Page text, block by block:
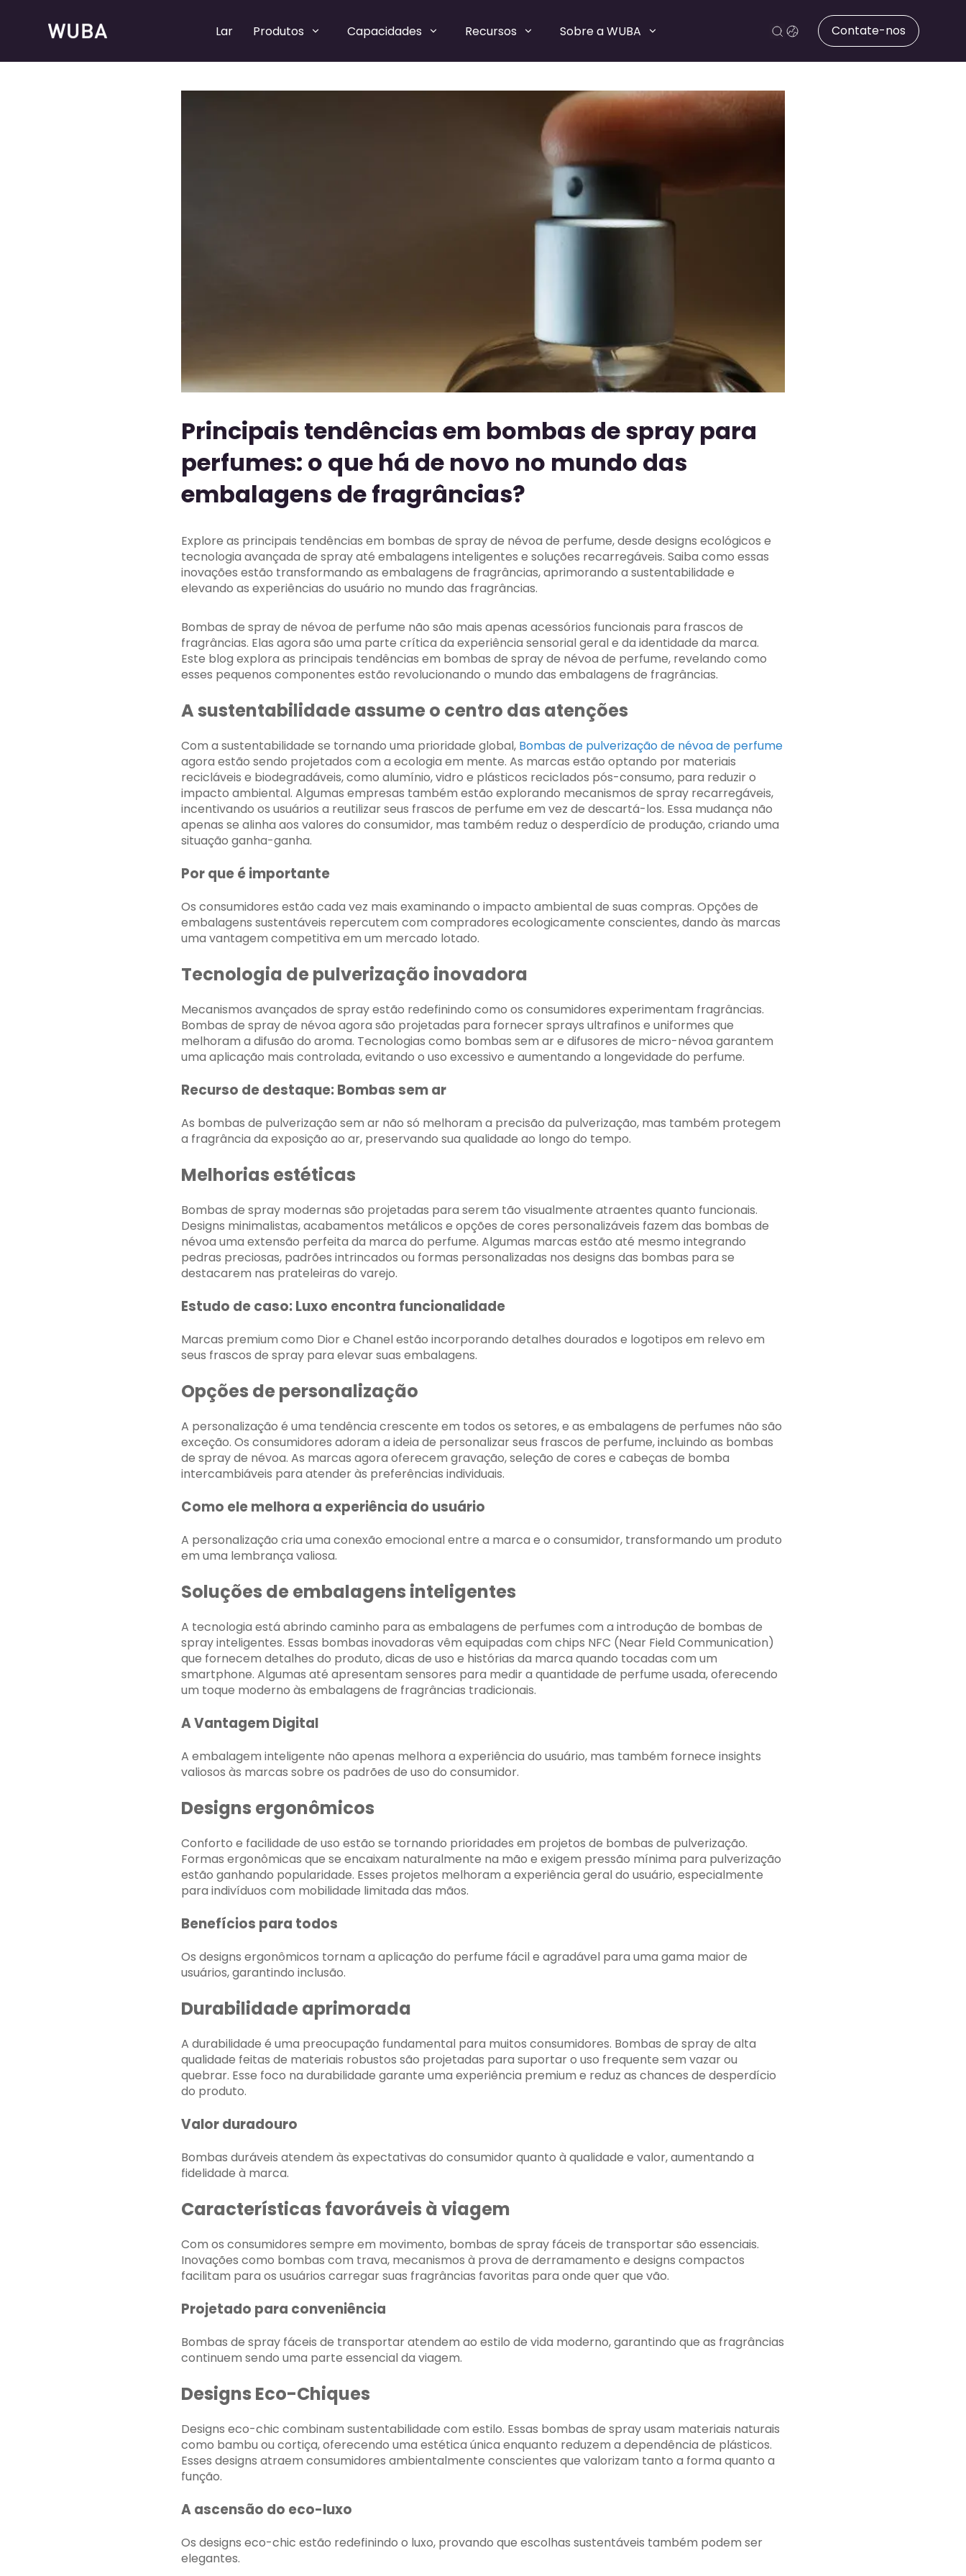
Lar Produtos Capacidades Recursos Sobre a WUBA
Bombas de perfume recarregáveis
Contate-nos
Principais tendências em bombas de spray para
perfumes: o que há de novo no mundo das
embalagens de fragrâncias?
Explore as principais tendências em bombas de spray de névoa de perfume, desde designs ecológicos e
tecnologia avançada de spray até embalagens inteligentes e soluções recarregáveis. Saiba como essas
inovações estão transformando as embalagens de fragrâncias, aprimorando a sustentabilidade e
elevando as experiências do usuário no mundo das fragrâncias.
Bombas de spray de névoa de perfume não são mais apenas acessórios funcionais para frascos de
fragrâncias. Elas agora são uma parte crítica da experiência sensorial geral e da identidade da marca.
Este blog explora as principais tendências em bombas de spray de névoa de perfume, revelando como
esses pequenos componentes estão revolucionando o mundo das embalagens de fragrâncias.
A sustentabilidade assume o centro das atenções
Com a sustentabilidade se tornando uma prioridade global, Bombas de pulverização de névoa de perfume
agora estão sendo projetados com a ecologia em mente. As marcas estão optando por materiais
recicláveis ​​e biodegradáveis, como alumínio, vidro e plásticos reciclados pós-consumo, para reduzir o
impacto ambiental. Algumas empresas também estão explorando mecanismos de spray recarregáveis,
incentivando os usuários a reutilizar seus frascos de perfume em vez de descartá-los. Essa mudança não
apenas se alinha aos valores do consumidor, mas também reduz o desperdício de produção, criando uma
situação ganha-ganha.
Por que é importante
Os consumidores estão cada vez mais examinando o impacto ambiental de suas compras. Opções de
embalagens sustentáveis ​​repercutem com compradores ecologicamente conscientes, dando às marcas
uma vantagem competitiva em um mercado lotado.
Tecnologia de pulverização inovadora
Mecanismos avançados de spray estão redefinindo como os consumidores experimentam fragrâncias.
Bombas de spray de névoa agora são projetadas para fornecer sprays ultrafinos e uniformes que
melhoram a difusão do aroma. Tecnologias como bombas sem ar e difusores de micro-névoa garantem
uma aplicação mais controlada, evitando o uso excessivo e aumentando a longevidade do perfume.
Recurso de destaque: Bombas sem ar
As bombas de pulverização sem ar não só melhoram a precisão da pulverização, mas também protegem
a fragrância da exposição ao ar, preservando sua qualidade ao longo do tempo.
Melhorias estéticas
Bombas de spray modernas são projetadas para serem tão visualmente atraentes quanto funcionais.
Designs minimalistas, acabamentos metálicos e opções de cores personalizáveis ​​fazem das bombas de
névoa uma extensão perfeita da marca do perfume. Algumas marcas estão até mesmo integrando
pedras preciosas, padrões intrincados ou formas personalizadas nos designs das bombas para se
destacarem nas prateleiras do varejo.
Estudo de caso: Luxo encontra funcionalidade
Marcas premium como Dior e Chanel estão incorporando detalhes dourados e logotipos em relevo em
seus frascos de spray para elevar suas embalagens.
Opções de personalização
A personalização é uma tendência crescente em todos os setores, e as embalagens de perfumes não são
exceção. Os consumidores adoram a ideia de personalizar seus frascos de perfume, incluindo as bombas
de spray de névoa. As marcas agora oferecem gravação, seleção de cores e cabeças de bomba
intercambiáveis ​​para atender às preferências individuais.
Como ele melhora a experiência do usuário
A personalização cria uma conexão emocional entre a marca e o consumidor, transformando um produto
em uma lembrança valiosa.
Soluções de embalagens inteligentes
A tecnologia está abrindo caminho para as embalagens de perfumes com a introdução de bombas de
spray inteligentes. Essas bombas inovadoras vêm equipadas com chips NFC (Near Field Communication)
que fornecem detalhes do produto, dicas de uso e histórias da marca quando tocadas com um
smartphone. Algumas até apresentam sensores para medir a quantidade de perfume usada, oferecendo
um toque moderno às embalagens de fragrâncias tradicionais.
A Vantagem Digital
A embalagem inteligente não apenas melhora a experiência do usuário, mas também fornece insights
valiosos às marcas sobre os padrões de uso do consumidor.
Designs ergonômicos
Conforto e facilidade de uso estão se tornando prioridades em projetos de bombas de pulverização.
Formas ergonômicas que se encaixam naturalmente na mão e exigem pressão mínima para pulverização
estão ganhando popularidade. Esses projetos melhoram a experiência geral do usuário, especialmente
para indivíduos com mobilidade limitada das mãos.
Benefícios para todos
Os designs ergonômicos tornam a aplicação do perfume fácil e agradável para uma gama maior de
usuários, garantindo inclusão.
Durabilidade aprimorada
A durabilidade é uma preocupação fundamental para muitos consumidores. Bombas de spray de alta
qualidade feitas de materiais robustos são projetadas para suportar o uso frequente sem vazar ou
quebrar. Esse foco na durabilidade garante uma experiência premium e reduz as chances de desperdício
do produto.
Valor duradouro
Bombas duráveis ​​atendem às expectativas do consumidor quanto à qualidade e valor, aumentando a
fidelidade à marca.
Características favoráveis ​​à viagem
Com os consumidores sempre em movimento, bombas de spray fáceis de transportar são essenciais.
Inovações como bombas com trava, mecanismos à prova de derramamento e designs compactos
facilitam para os usuários carregar suas fragrâncias favoritas para onde quer que vão.
Projetado para conveniência
Bombas de spray fáceis de transportar atendem ao estilo de vida moderno, garantindo que as fragrâncias
continuem sendo uma parte essencial da viagem.
Designs Eco-Chiques
Designs eco-chic combinam sustentabilidade com estilo. Essas bombas de spray usam materiais naturais
como bambu ou cortiça, oferecendo uma estética única enquanto reduzem a dependência de plásticos.
Esses designs atraem consumidores ambientalmente conscientes que valorizam tanto a forma quanto a
função.
A ascensão do eco-luxo
Os designs eco-chic estão redefinindo o luxo, provando que escolhas sustentáveis ​​também podem ser
elegantes.